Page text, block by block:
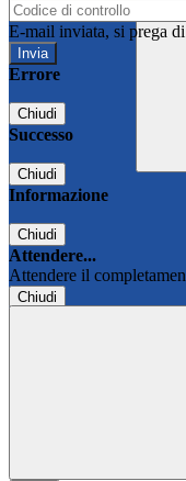
E-mail inviata, si prega
Errore
Chiudi
Successo
Chiudi
Informazione
Chiudi
Attendere...
Attendere il
Chiudi